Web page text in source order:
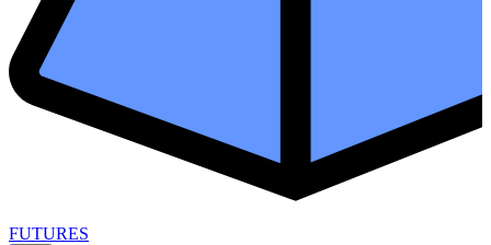
FUTURES